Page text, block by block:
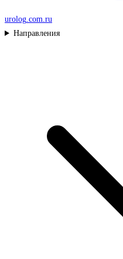
urolog.com.ru
Направления